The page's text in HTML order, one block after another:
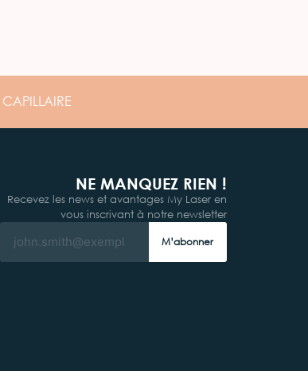
CAPILLAIRE
NE MANQUEZ RIEN !
Recevez les news et avantages My Laser en
vous inscrivant à notre newsletter
M’abonner